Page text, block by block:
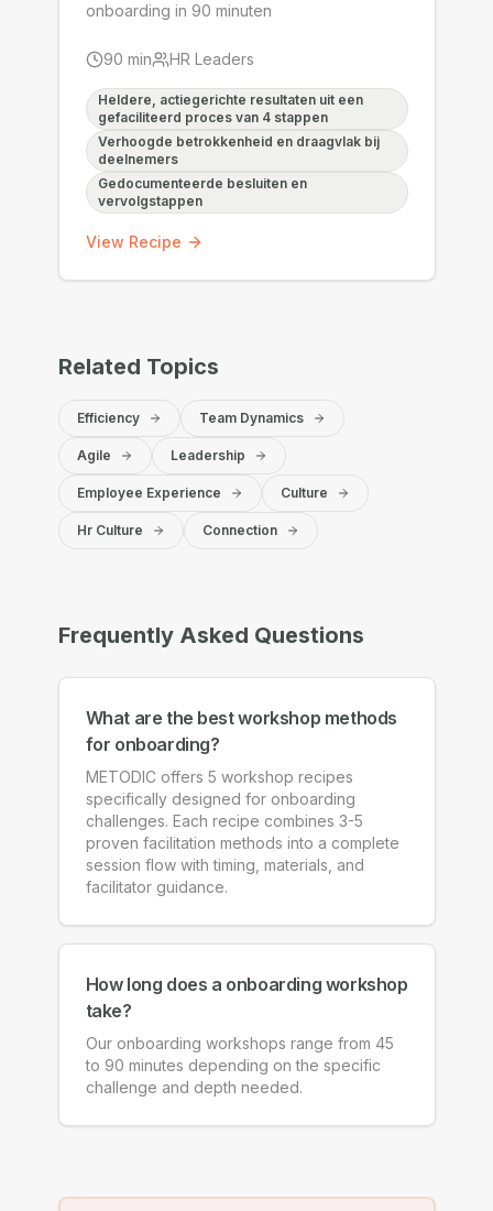
onboarding in 90 minuten
90 min HR Leaders
Heldere, actiegerichte resultaten uit een
gefaciliteerd proces van 4 stappen
Verhoogde betrokkenheid en draagvlak bij
deelnemers
Gedocumenteerde besluiten en
vervolgstappen
View Recipe
Related Topics
Efficiency Team Dynamics
Agile Leadership
Employee Experience Culture
Hr Culture Connection
Frequently Asked Questions
What are the best workshop methods
for onboarding?
METODIC offers 5 workshop recipes
specifically designed for onboarding
challenges. Each recipe combines 3-5
proven facilitation methods into a complete
session flow with timing, materials, and
facilitator guidance.
How long does a onboarding workshop
take?
Our onboarding workshops range from 45
to 90 minutes depending on the specific
challenge and depth needed.